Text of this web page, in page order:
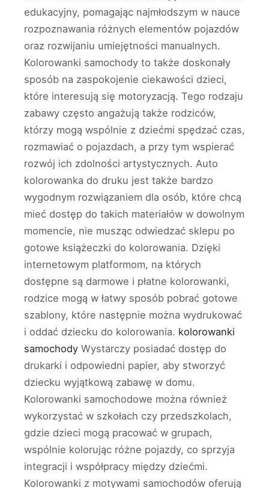
edukacyjny, pomagając najmłodszym w nauce
rozpoznawania różnych elementów pojazdów
oraz rozwijaniu umiejętności manualnych.
Kolorowanki samochody to także doskonały
sposób na zaspokojenie ciekawości dzieci,
które interesują się motoryzacją. Tego rodzaju
zabawy często angażują także rodziców,
którzy mogą wspólnie z dziećmi spędzać czas,
rozmawiać o pojazdach, a przy tym wspierać
rozwój ich zdolności artystycznych. Auto
kolorowanka do druku jest także bardzo
wygodnym rozwiązaniem dla osób, które chcą
mieć dostęp do takich materiałów w dowolnym
momencie, nie musząc odwiedzać sklepu po
gotowe książeczki do kolorowania. Dzięki
internetowym platformom, na których
dostępne są darmowe i płatne kolorowanki,
rodzice mogą w łatwy sposób pobrać gotowe
szablony, które następnie można wydrukować
i oddać dziecku do kolorowania. kolorowanki
samochody Wystarczy posiadać dostęp do
drukarki i odpowiedni papier, aby stworzyć
dziecku wyjątkową zabawę w domu.
Kolorowanki samochodowe można również
wykorzystać w szkołach czy przedszkolach,
gdzie dzieci mogą pracować w grupach,
wspólnie kolorując różne pojazdy, co sprzyja
integracji i współpracy między dziećmi.
Kolorowanki z motywami samochodów oferują